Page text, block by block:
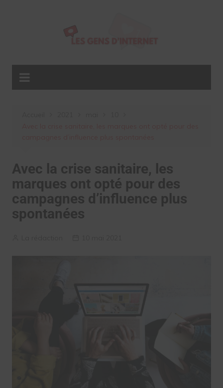
Avec la crise sanitaire, les
marques ont opté pour des
campagnes d’influence plus
spontanées